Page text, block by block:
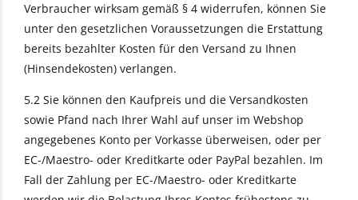
Verbraucher wirksam gemäß § 4 widerrufen, können Sie
unter den gesetzlichen Voraussetzungen die Erstattung
bereits bezahlter Kosten für den Versand zu Ihnen
(Hinsendekosten) verlangen.
5.2 Sie können den Kaufpreis und die Versandkosten
sowie Pfand nach Ihrer Wahl auf unser im Webshop
angegebenes Konto per Vorkasse überweisen, oder per
EC-/Maestro- oder Kreditkarte oder PayPal bezahlen. Im
Fall der Zahlung per EC-/Maestro- oder Kreditkarte